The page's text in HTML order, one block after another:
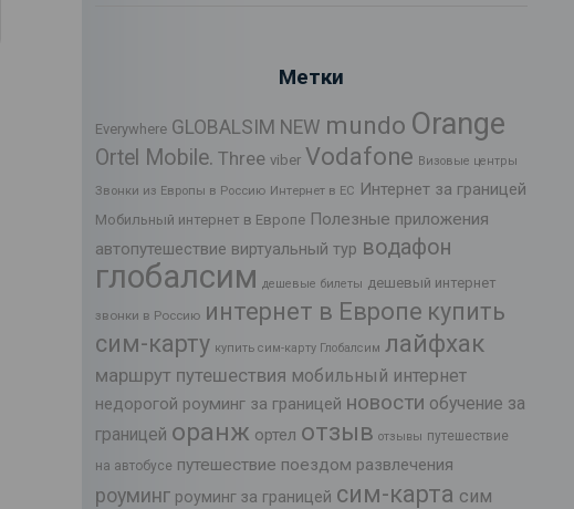
Метки
Everywhere GLOBALSIM NEW mundo Orange
Ortel Mobile. Three viber Vodafone Визовые центры
Звонки из Европы в Россию Интернет в ЕС Интернет за границей
Мобильный интернет в Европе Полезные приложения
автопутешествие виртуальный тур водафон
глобалсим дешевые билеты дешевый интернет
звонки в Россию интернет в Европе купить
сим-карту купить сим-карту Глобалсим лайфхак
маршрут путешествия мобильный интернет
недорогой роуминг за границей новости обучение за
границей оранж ортел отзыв отзывы путешествие
на автобусе путешествие поездом развлечения
роуминг роуминг за границей сим-карта сим